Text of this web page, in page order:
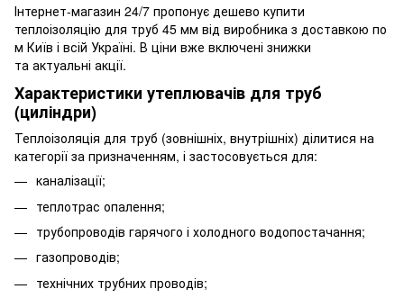
Інтернет-магазин 24/7 пропонує дешево купити
теплоізоляцію для труб 45 мм від виробника з доставкою по
м Київ і всій Україні. В ціни вже включені знижки
та актуальні акції.
Характеристики утеплювачів для труб
(циліндри)
Теплоізоляція для труб (зовнішніх, внутрішніх) ділитися на
категорії за призначенням, і застосовується для:
каналізації;
теплотрас опалення;
трубопроводів гарячого і холодного водопостачання;
газопроводів;
технічних трубних проводів;